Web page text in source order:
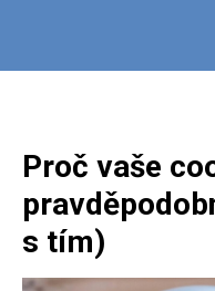
Proč vaše
s tím)